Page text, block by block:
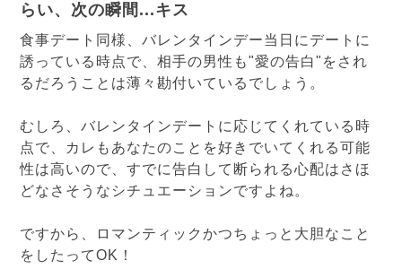
らい、次の瞬間...キス
食事デート同様、バレンタインデー当日にデートに
誘っている時点で、相手の男性も"愛の告白"をされ
るだろうことは薄々勘付いているでしょう。
むしろ、バレンタインデートに応じてくれている時
点で、カレもあなたのことを好きでいてくれる可能
性は高いので、すでに告白して断られる心配はさほ
どなさそうなシチュエーションですよね。
ですから、ロマンティックかつちょっと大胆なこと
をしたってOK！